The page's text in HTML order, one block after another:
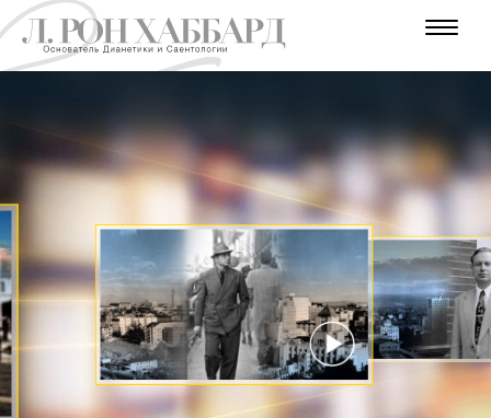
В
Е
Д
Е
Н
И
Е
Г
М
А
Н
И
С
Т
В
О
Е
Н
Н
Ы
Е
Г
О
А
В
Т
О
Р
У
Н
И
В
Е
Р
С
И
Т
Т
Е
Ш
С
Т
Н
Ь
Н
И
Й
В
Т
Р
А
Н
Н
И
Е
Г
О
Д
Ы